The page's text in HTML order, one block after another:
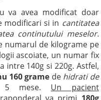
va avea modificat doar
modificari si in cantitatea
continutului meselor.
numarul de kilograme pe
ascoiate, un numar fix
intre 140g si 220g. Astfel,
160 grame de hidrati de
5 mese. Un pacient